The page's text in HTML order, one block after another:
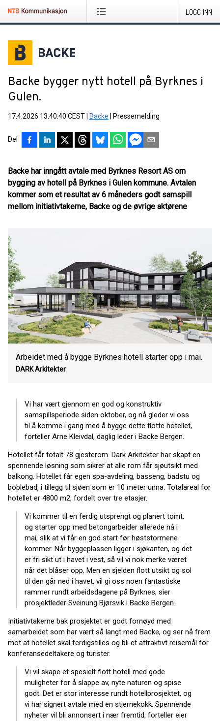
LOGG INN
Backe bygger nytt hotell på Byrknes i
Gulen.
17.4.2026 13:40:40 CEST Backe Pressemelding
Del
Backe har inngått avtale med Byrknes Resort AS om
bygging av hotell på Byrknes i Gulen kommune. Avtalen
kommer som et resultat av 6 måneders godt samspill
mellom initiativtakerne, Backe og de øvrige aktørene
Arbeidet med å bygge Byrknes hotell starter opp i mai.
DARK Arkitekter
Vi har vært gjennom en god og konstruktiv
samspillsperiode siden oktober, og nå gleder vi oss
til å komme i gang med å bygge dette flotte hotellet,
forteller Arne Kleivdal, daglig leder i Backe Bergen.
Hotellet får totalt 78 gjesterom. Dark Arkitekter har skapt en
spennende løsning som sikrer at alle rom får sjøutsikt med
balkong. Hotellet får egen spa-avdeling, basseng, badstu og
boblebad, i tillegg til sjøen som er 10 meter unna. Totalareal for
hotellet er 4800 m2, fordelt over tre etasjer.
Vi kommer til en ferdig utsprengt og planert tomt,
og starter opp med betongarbeider allerede nå i
mai, slik at vi får en god start før høststormene
kommer. Når byggeplassen ligger i sjøkanten, og det
er fri sikt ut i havet i vest, så vil vi nok merke været
når det blåser opp. Men en sjelden flott utsikt og sol
til den går ned i havet, vil gi oss noen fantastiske
rammer rundt arbeidsdagene på Byrknes, sier
prosjektleder Sveinung Bjørsvik i Backe Bergen.
Initiativtakerne bak prosjektet er godt fornøyd med
samarbeidet som har vært så langt med Backe, og ser nå frem
mot at hotellet skal ferdigstilles og bli et attraktivt reisemål for
konferansedeltakere og turister.
Vi vil skape et spesielt flott hotell med gode
muligheter for å slappe av, nyte naturen og spise
godt. Det er stor interesse rundt hotellprosjektet, og
vi har signert avtale med en stjernekokk. Spennende
nyheter vil bli annonsert i nær fremtid, forteller eier